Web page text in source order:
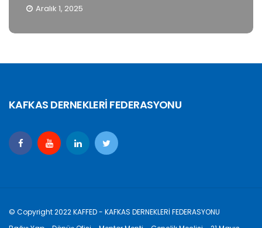
Aralık 1, 2025
KAFKAS DERNEKLERİ FEDERASYONU
© Copyright 2022 KAFFED - KAFKAS DERNEKLERİ FEDERASYONU